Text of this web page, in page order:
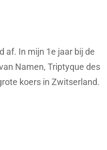
af. In mijn 1e jaar bij de
Namen, Triptyque des
koers in Zwitserland.